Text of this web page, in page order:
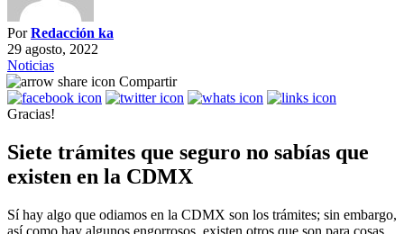
PorRedacción ka
29 agosto, 2022
Noticias
Compartir
Gracias!
Siete trámites que seguro no sabías que
existen en la CDMX
Sí hay algo que odiamos en la CDMX son los trámites; sin embargo,
así como hay algunos engorrosos, existen otros que son para cosas